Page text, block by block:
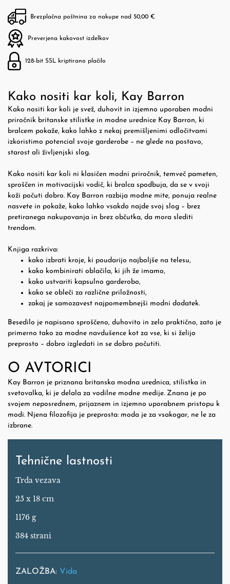
Brezplačna poštnina za nakupe nad 50,00 €
Preverjena kakovost izdelkov
128-bit SSL kriptirano plačilo
Kako nositi kar koli, Kay Barron
Kako nositi kar koli je svež, duhovit in izjemno uporaben modni
priročnik britanske stilistke in modne urednice Kay Barron, ki
bralcem pokaže, kako lahko z nekaj premišljenimi odločitvami
izkoristimo potencial svoje garderobe – ne glede na postavo,
starost ali življenjski slog.
Kako nositi kar koli ni klasičen modni priročnik, temveč pameten,
sproščen in motivacijski vodič, ki bralca spodbuja, da se v svoji
koži počuti dobro. Kay Barron razbija modne mite, ponuja realne
nasvete in pokaže, kako lahko vsakdo najde svoj slog – brez
pretiranega nakupovanja in brez občutka, da mora slediti
trendom.
Knjiga razkriva:
kako izbrati kroje, ki poudarijo najboljše na telesu,
kako kombinirati oblačila, ki jih že imamo,
kako ustvariti kapsulno garderobo,
kako se obleči za različne priložnosti,
zakaj je samozavest najpomembnejši modni dodatek.
Besedilo je napisano sproščeno, duhovito in zelo praktično, zato je
primerno tako za modne navdušence kot za vse, ki si želijo
preprosto – dobro izgledati in se dobro počutiti.
O AVTORICI
Kay Barron je priznana britanska modna urednica, stilistka in
svetovalka, ki je delala za vodilne modne medije. Znana je po
svojem neposrednem, prijaznem in izjemno uporabnem pristopu k
modi. Njena filozofija je preprosta: moda je za vsakogar, ne le za
izbrane.
Tehnične lastnosti
Trda vezava
25 x 18 cm
1176 g
384 strani
ZALOŽBA: Vida